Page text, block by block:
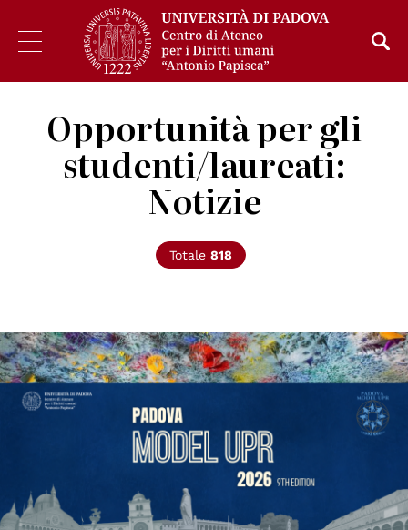
Opportunità per gli
studenti/laureati:
Notizie
Totale 818